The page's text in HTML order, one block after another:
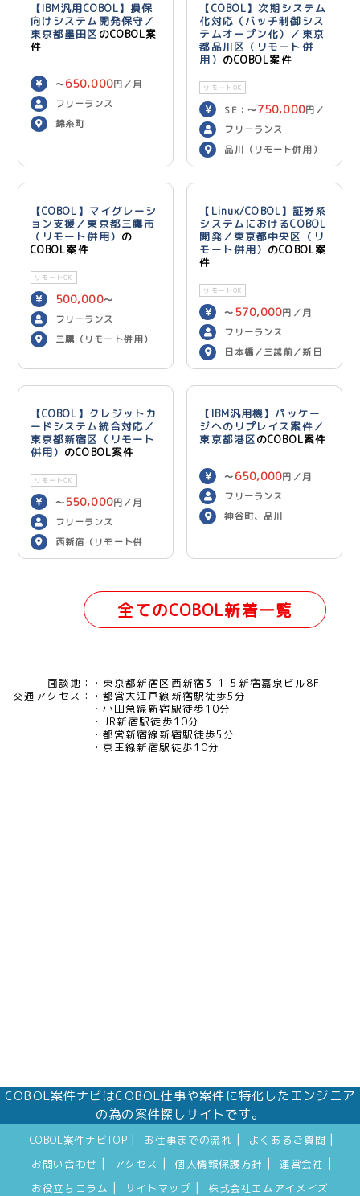
【IBM汎用COBOL】損保
向けシステム開発保守／
東京都墨田区 のCOBOL案
件
〜650,000円／月
フリーランス
錦糸町
【COBOL】次期システム
化対応（バッチ制御シス
テムオープン化）／東京
都品川区（リモート併
用） のCOBOL案件
リモートOK
SE：〜750,000円／
月 PG：〜700,000
／月
フリーランス
品川（リモート併用）
【COBOL】マイグレーシ
ョン支援／東京都三鷹市
（リモート併用） の
COBOL案件
リモートOK
500,000〜
600,000 円／月
フリーランス
三鷹（リモート併用）
【Linux/COBOL】証券系
システムにおけるCOBOL
開発／東京都中央区（リ
モート併用） のCOBOL案
件
リモートOK
〜 570,000円／月
フリーランス
日本橋／三越前／新日
本橋（リモート併用）
【COBOL】クレジットカ
ードシステム統合対応／
東京都新宿区（リモート
併用） のCOBOL案件
リモートOK
〜 550,000円／月
フリーランス
西新宿（リモート併
用）
【IBM汎用機】パッケー
ジへのリプレイス案件／
東京都港区のCOBOL案件
〜 650,000円／月
フリーランス
神谷町、品川
全てのCOBOL新着一覧
面談地：
東京都新宿区西新宿3-1-5新宿嘉泉ビル8F
交通アクセス：
都営大江戸線新宿駅徒歩5分
小田急線新宿駅徒歩10分
JR新宿駅徒歩10分
都営新宿線新宿駅徒歩5分
京王線新宿駅徒歩10分
COBOL案件ナビはCOBOL仕事や案件に特化したエンジニア
の為の案件探しサイトです。
COBOL案件ナビTOP お仕事までの流れ よくあるご質問
お問い合わせ アクセス 個人情報保護方針 運営会社
お役立ちコラム サイトマップ 株式会社エムアイメイズ